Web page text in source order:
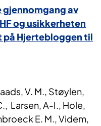
gjennomgang av
og usikkerheten
Hjertebloggen til
V. M., Støylen,
Larsen, A-I., Hole,
E. M., Videm,